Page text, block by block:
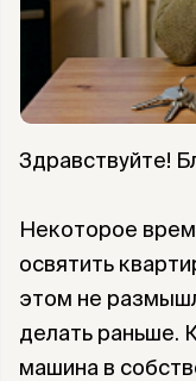
Здравствуйте!
Некоторое
освятить
этом не
делать раньше.
машина в